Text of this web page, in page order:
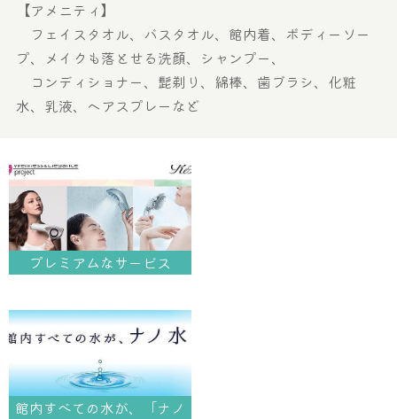
【アメニティ】
フェイスタオル、バスタオル、館内着、ボディーソー
プ、メイクも落とせる洗顔、シャンプー、
コンディショナー、髭剃り、綿棒、歯ブラシ、化粧
水、乳液、ヘアスプレーなど
プレミアムなサービス
館内すべての水が、「ナノ